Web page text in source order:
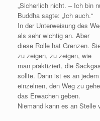
„Sicherlich nicht. – Ich bin
Buddha sagte: „Ich auch.“
In der Unterweisung des
als sehr wichtig an. Aber
diese Rolle hat Grenzen.
zu zeigen, zu zeigen, wie
man praktiziert, die
sollte. Dann ist es an jedem
einzelnen, den Weg zu
das Erwachen geben.
Niemand kann es an Stelle